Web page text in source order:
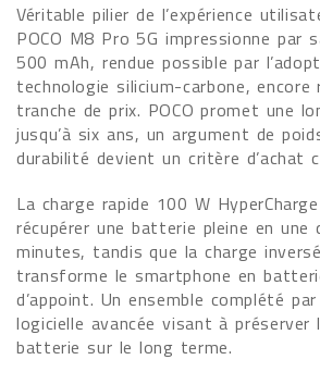
Véritable pilier de l’expérience
POCO M8 Pro 5G impressionne par
500 mAh, rendue possible par
technologie silicium-carbone,
tranche de prix. POCO promet une
jusqu’à six ans, un argument de
durabilité devient un critère d’achat
La charge rapide 100 W
récupérer une batterie pleine en une
minutes, tandis que la charge
transforme le smartphone en
d’appoint. Un ensemble complété
logicielle avancée visant à
batterie sur le long terme.